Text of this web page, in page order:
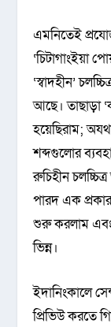
এমনিতেই
‘চিটাগাংইয়া
‘স্বাদহীন’
আছে। তাছাড়া
হয়েছিরাম;
শব্দগুলোর
রুচিহীন
পারদ এক
শুরু করলাম এবং
ভিন্ন।
ইদানিংকালে
প্রিভিউ করতে